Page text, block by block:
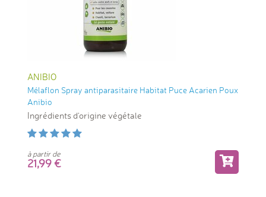
ANIBIO
Mélaflon Spray antiparasitaire Habitat Puce Acarien Poux
Anibio
Ingrédients d'origine végétale
à partir de
21,99